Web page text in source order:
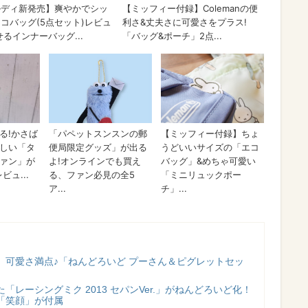
可愛さ満点♪「ねんどろいど プーさん＆ピグレットセッ
「レーシングミク 2013 セパンVer.」がねんどろいど化！
笑顔」が付属